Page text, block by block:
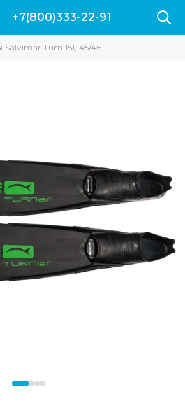
+7(800)333-22-91
Salvimar Turn 151, 45/46